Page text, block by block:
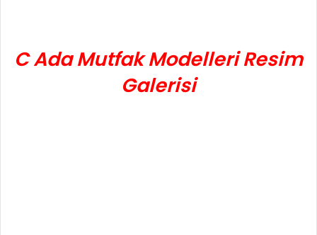
C Ada Mutfak Modelleri Resim
Galerisi